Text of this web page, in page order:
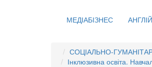
МЕДІАБІЗНЕС
СОЦІАЛЬНО-
Інклюзивна освіта.